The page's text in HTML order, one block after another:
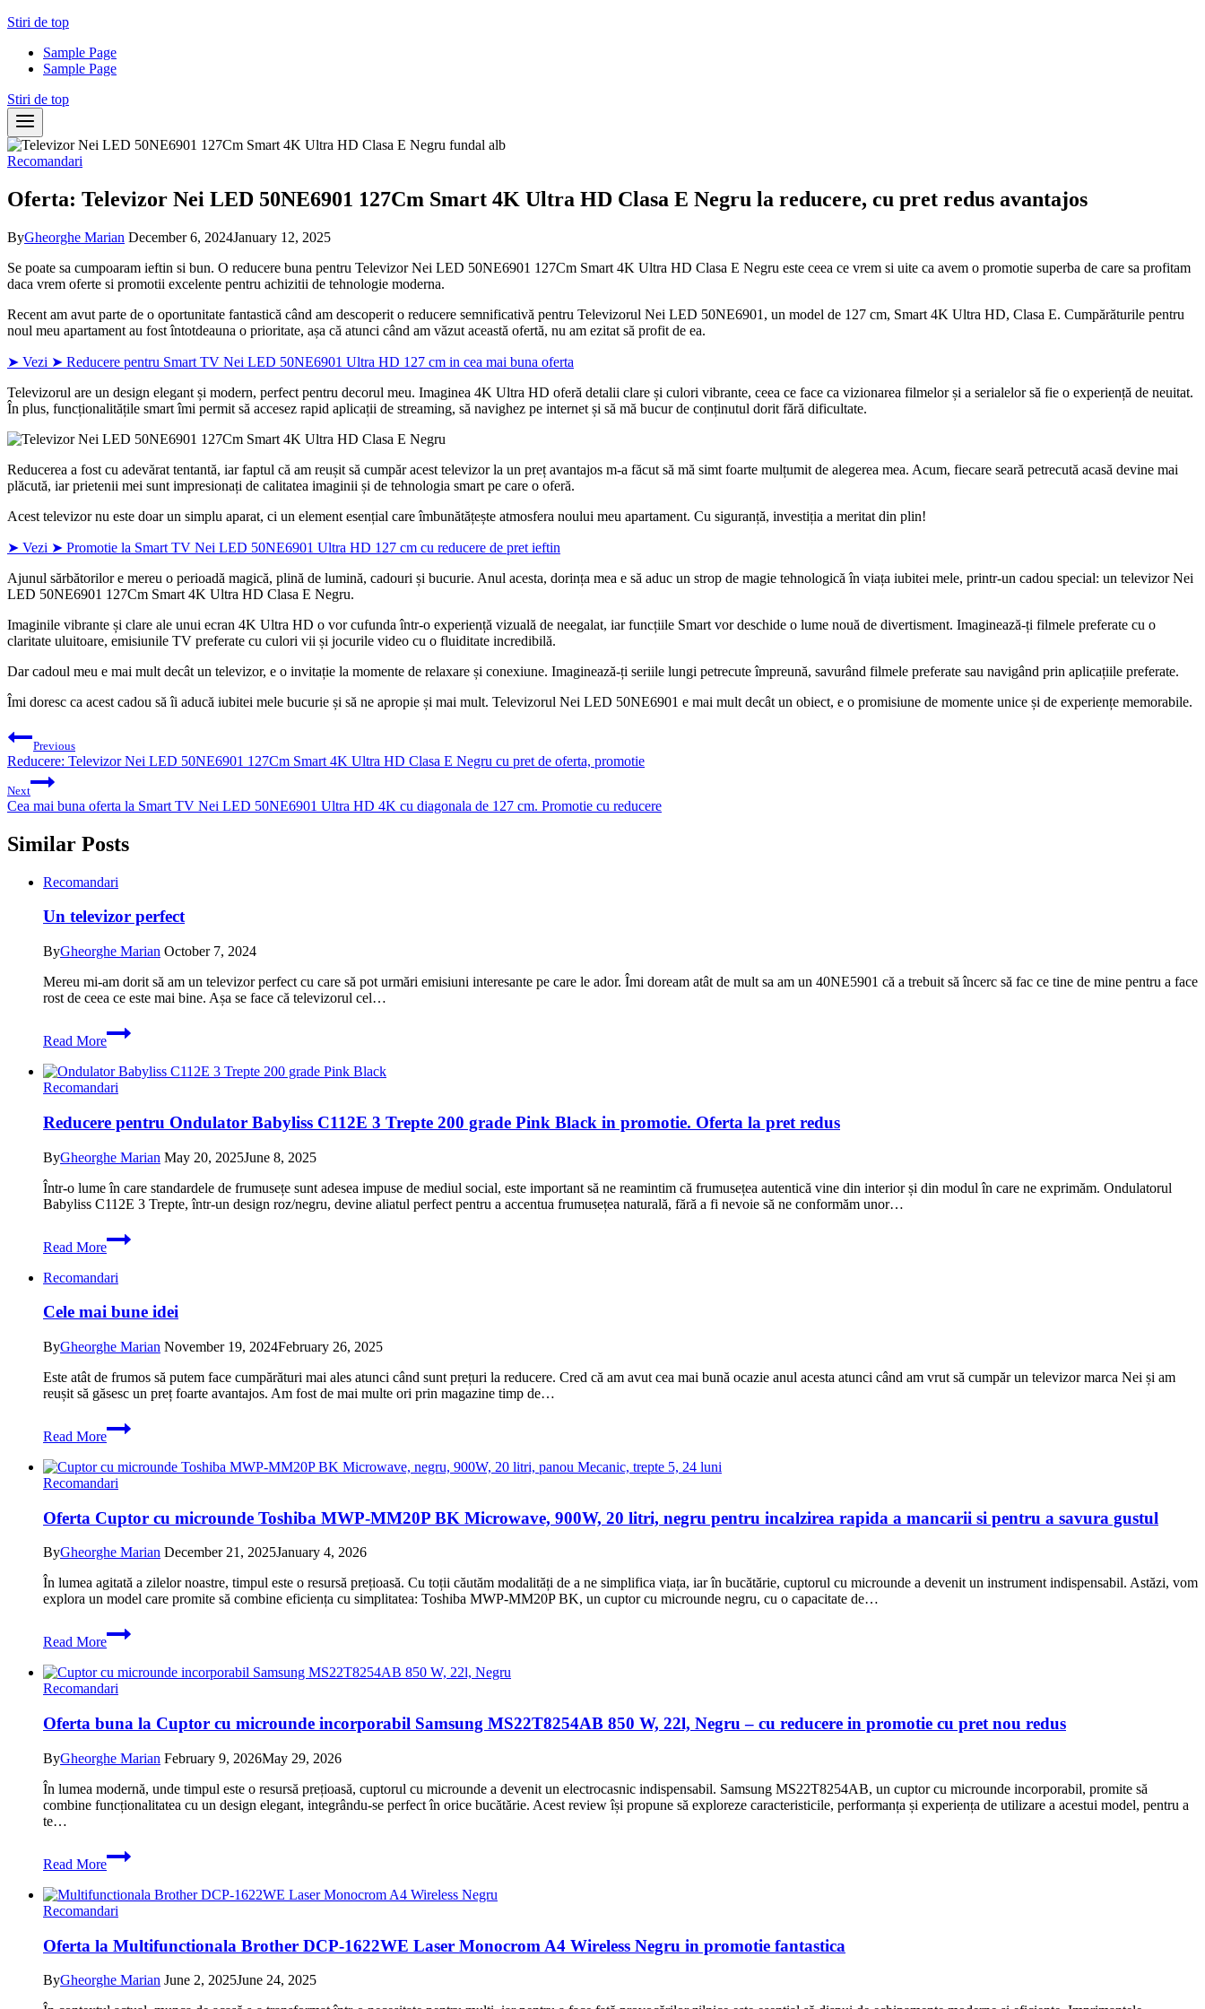
Skip
content
Stiri de top
Sample Page
Sample Page
Stiri de top
Recomandari
Oferta: Televizor Nei LED 50NE6901 127Cm Smart 4K Ultra HD Clasa E Negru la reducere, cu pret redus avantajos
ByGheorghe Marian December 6, 2024January 12, 2025
Se poate sa cumpoaram ieftin si bun. O reducere buna pentru Televizor Nei LED 50NE6901 127Cm Smart 4K Ultra HD Clasa E Negru este ceea ce vrem si uite ca avem o promotie superba de care sa profitam
daca vrem oferte si promotii excelente pentru achizitii de tehnologie moderna.
Recent am avut parte de o oportunitate fantastică când am descoperit o reducere semnificativă pentru Televizorul Nei LED 50NE6901, un model de 127 cm, Smart 4K Ultra HD, Clasa E. Cumpărăturile pentru
noul meu apartament au fost întotdeauna o prioritate, așa că atunci când am văzut această ofertă, nu am ezitat să profit de ea.
➤ Vezi ➤ Reducere pentru Smart TV Nei LED 50NE6901 Ultra HD 127 cm in cea mai buna oferta
Televizorul are un design elegant și modern, perfect pentru decorul meu. Imaginea 4K Ultra HD oferă detalii clare și culori vibrante, ceea ce face ca vizionarea filmelor și a serialelor să fie o experiență de neuitat.
În plus, funcționalitățile smart îmi permit să accesez rapid aplicații de streaming, să navighez pe internet și să mă bucur de conținutul dorit fără dificultate.
Reducerea a fost cu adevărat tentantă, iar faptul că am reușit să cumpăr acest televizor la un preț avantajos m-a făcut să mă simt foarte mulțumit de alegerea mea. Acum, fiecare seară petrecută acasă devine mai
plăcută, iar prietenii mei sunt impresionați de calitatea imaginii și de tehnologia smart pe care o oferă.
Acest televizor nu este doar un simplu aparat, ci un element esențial care îmbunătățește atmosfera noului meu apartament. Cu siguranță, investiția a meritat din plin!
➤ Vezi ➤ Promotie la Smart TV Nei LED 50NE6901 Ultra HD 127 cm cu reducere de pret ieftin
Ajunul sărbătorilor e mereu o perioadă magică, plină de lumină, cadouri și bucurie. Anul acesta, dorința mea e să aduc un strop de magie tehnologică în viața iubitei mele, printr-un cadou special: un televizor Nei
LED 50NE6901 127Cm Smart 4K Ultra HD Clasa E Negru.
Imaginile vibrante și clare ale unui ecran 4K Ultra HD o vor cufunda într-o experiență vizuală de neegalat, iar funcțiile Smart vor deschide o lume nouă de divertisment. Imaginează-ți filmele preferate cu o
claritate uluitoare, emisiunile TV preferate cu culori vii și jocurile video cu o fluiditate incredibilă.
Dar cadoul meu e mai mult decât un televizor, e o invitație la momente de relaxare și conexiune. Imaginează-ți seriile lungi petrecute împreună, savurând filmele preferate sau navigând prin aplicațiile preferate.
Îmi doresc ca acest cadou să îi aducă iubitei mele bucurie și să ne apropie și mai mult. Televizorul Nei LED 50NE6901 e mai mult decât un obiect, e o promisiune de momente unice și de experiențe memorabile.
Post
navigation
Previous
Reducere: Televizor Nei LED 50NE6901 127Cm Smart 4K Ultra HD Clasa E Negru cu pret de oferta, promotie
Next
Cea mai buna oferta la Smart TV Nei LED 50NE6901 Ultra HD 4K cu diagonala de 127 cm. Promotie cu reducere
Similar Posts
Recomandari
Un televizor perfect
ByGheorghe Marian October 7, 2024
Mereu mi-am dorit să am un televizor perfect cu care să pot urmări emisiuni interesante pe care le ador. Îmi doream atât de mult sa am un 40NE5901 că a trebuit să încerc să fac ce tine de mine pentru a face
rost de ceea ce este mai bine. Așa se face că televizorul cel…
Read Moretelevizor
Recomandari
Reducere pentru Ondulator Babyliss C112E 3 Trepte 200 grade Pink Black in promotie. Oferta la pret redus
ByGheorghe Marian May 20, 2025June 8, 2025
Într-o lume în care standardele de frumusețe sunt adesea impuse de mediul social, este important să ne reamintim că frumusețea autentică vine din interior și din modul în care ne exprimăm. Ondulatorul
Babyliss C112E 3 Trepte, într-un design roz/negru, devine aliatul perfect pentru a accentua frumusețea naturală, fără a fi nevoie să ne conformăm unor…
Read More
Reducere
pentru
Babyliss
3
200
Pink
Black
promotie.
Oferta
pret
redus
Recomandari
Cele mai bune idei
ByGheorghe Marian November 19, 2024February 26, 2025
Este atât de frumos să putem face cumpărături mai ales atunci când sunt prețuri la reducere. Cred că am avut cea mai bună ocazie anul acesta atunci când am vrut să cumpăr un televizor marca Nei și am
reușit să găsesc un preț foarte avantajos. Am fost de mai multe ori prin magazine timp de…
Read More
Cele
mai
idei
Recomandari
Oferta Cuptor cu microunde Toshiba MWP-MM20P BK Microwave, 900W, 20 litri, negru pentru incalzirea rapida a mancarii si pentru a savura gustul
ByGheorghe Marian December 21, 2025January 4, 2026
În lumea agitată a zilelor noastre, timpul este o resursă prețioasă. Cu toții căutăm modalități de a ne simplifica viața, iar în bucătărie, cuptorul cu microunde a devenit un instrument indispensabil. Astăzi, vom
explora un model care promite să combine eficiența cu simplitatea: Toshiba MWP-MM20P BK, un cuptor cu microunde negru, cu o capacitate de…
Read More
Oferta
Cuptor
microunde
Toshiba
MM20P
Microwave,
20
litri,
incalzirea
rapida
mancarii
si
a
gustul
Recomandari
Oferta buna la Cuptor cu microunde incorporabil Samsung MS22T8254AB 850 W, 22l, Negru – cu reducere in promotie cu pret nou redus
ByGheorghe Marian February 9, 2026May 29, 2026
În lumea modernă, unde timpul este o resursă prețioasă, cuptorul cu microunde a devenit un electrocasnic indispensabil. Samsung MS22T8254AB, un cuptor cu microunde incorporabil, promite să
combine funcționalitatea cu un design elegant, integrându-se perfect în orice bucătărie. Acest review își propune să exploreze caracteristicile, performanța și experiența de utilizare a acestui model, pentru a
te…
Read More
Oferta
buna
Cuptor
cu
incorporabil
MS22T8254AB
Recomandari
Oferta la Multifunctionala Brother DCP-1622WE Laser Monocrom A4 Wireless Negru in promotie fantastica
ByGheorghe Marian June 2, 2025June 24, 2025